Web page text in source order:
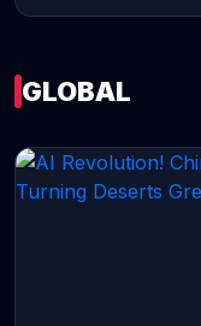
GLOBAL